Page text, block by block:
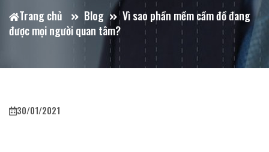
Trang chủ Blog
Vì sao phần mềm cầm đồ đang
được mọi người quan tâm?
30/01/2021